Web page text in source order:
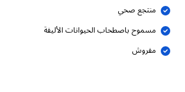
منتجع صحي
مسموح باصطحاب الحيوانات الأليفة
مفروش